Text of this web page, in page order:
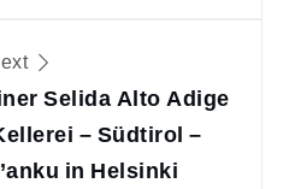
Selida Alto Adige
– Südtirol –
in Helsinki